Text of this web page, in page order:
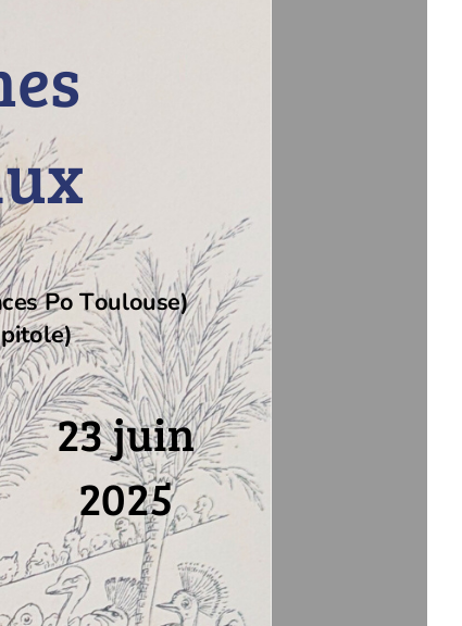
Po Toulouse)
23 juin
2025